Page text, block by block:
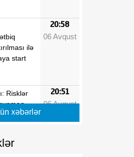
ilə
start
20:58
06 Avqust
Risklər
20:51
06 Avqust
maliyyə
olub
xəbərlər